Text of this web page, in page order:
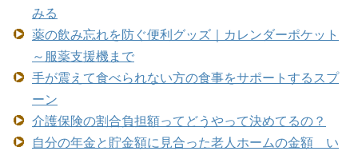
みる
薬の飲み忘れを防ぐ便利グッズ｜カレンダーポケット
～服薬支援機まで
手が震えて食べられない方の食事をサポートするスプ
ーン
介護保険の割合負担額ってどうやって決めてるの？
自分の年金と貯金額に見合った老人ホームの金額 い